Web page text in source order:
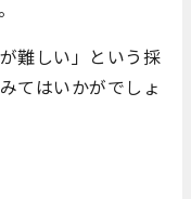
難しい」という採
てはいかがでしょ